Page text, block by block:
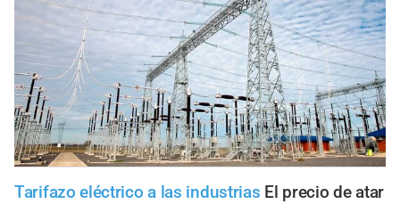
Tarifazo eléctrico a las industrias El precio de atar